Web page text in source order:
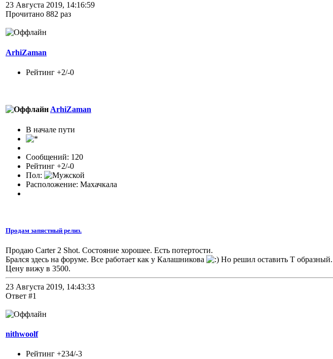
23 Августа 2019, 14:16:59
Прочитано 882 раз
ArhiZaman
Рейтинг +2/-0
ArhiZaman
В начале пути
Сообщений: 120
Рейтинг +2/-0
Пол:
Расположение: Махачкала
Продам запястный релиз.
Продаю Carter 2 Shot. Состояние хорошее. Есть потертости.
Брался здесь на форуме. Все работает как у Калашникова
Но решил оставить Т образный.
Цену вижу в 3500.
23 Августа 2019, 14:43:33
Ответ #1
nithwoolf
Рейтинг +234/-3